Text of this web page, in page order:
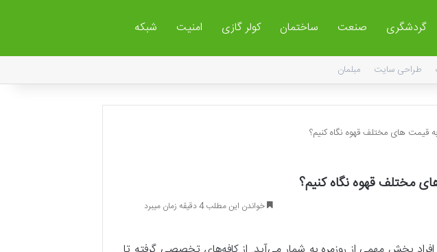
گردشگری صنعت ساختمان کولر گازی امنیت شبکه
طراحی سایت مبلمان
قیمت های مختلف قهوه نگاه کنیم؟
مختلف قهوه نگاه کنیم؟
خواندن این مطلب 4 دقیقه زمان میبرد